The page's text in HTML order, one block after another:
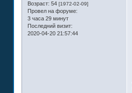
Возраст: 54 [1972-02-09]
Провел на форуме:
3 часа 29 минут
Последний визит:
2020-04-20 21:57:44